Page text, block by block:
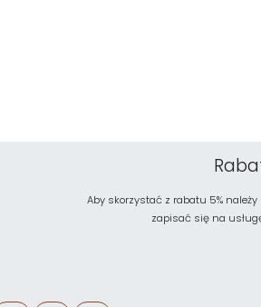
Aby skorzystać z rabatu 5%
zapisać się na